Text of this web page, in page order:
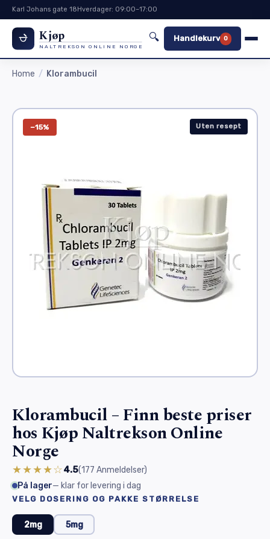
Karl Johans gate 18Hverdager: 09:00–17:00
Kjøp
NALTREKSON ONLINE NORGE
🔍 Handlekurv 0
Home Klorambucil
−15% Uten resept
Klorambucil – Finn beste priser
hos Kjøp Naltrekson Online
Norge
★★★★☆4.5(177 Anmeldelser)
På lager— klar for levering i dag
VELG DOSERING OG PAKKE STØRRELSE
2mg 5mg